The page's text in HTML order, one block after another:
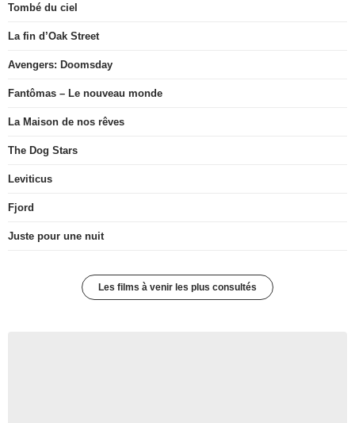
Tombé du ciel
La fin d’Oak Street
Avengers: Doomsday
Fantômas – Le nouveau monde
La Maison de nos rêves
The Dog Stars
Leviticus
Fjord
Juste pour une nuit
Les films à venir les plus consultés